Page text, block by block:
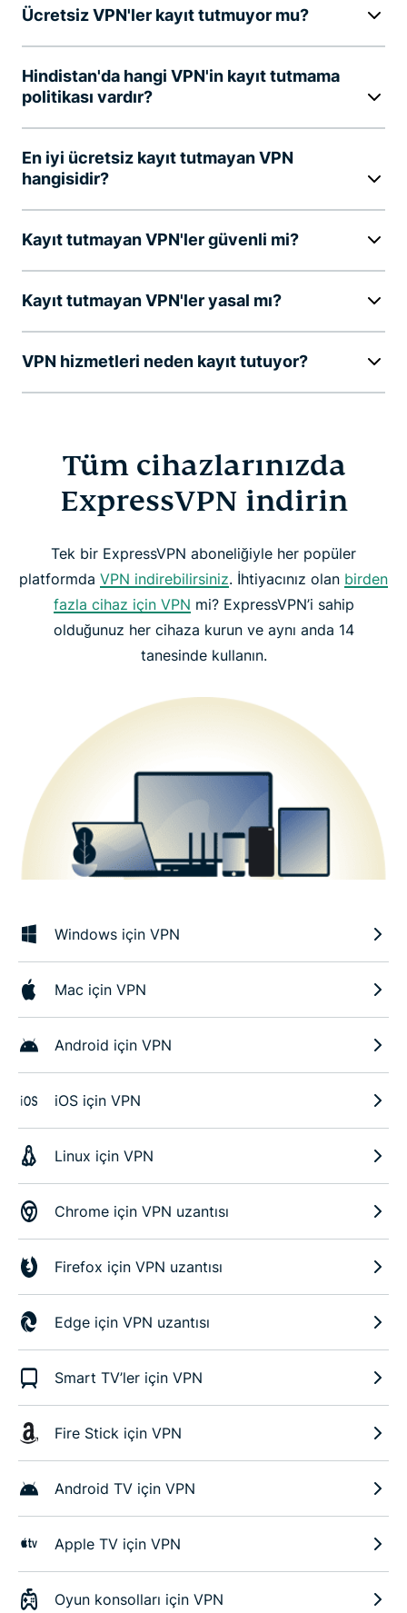
Ücretsiz VPN'ler kayıt tutmuyor mu?
Hindistan'da hangi VPN'in kayıt tutmama
politikası vardır?
En iyi ücretsiz kayıt tutmayan VPN
hangisidir?
Kayıt tutmayan VPN'ler güvenli mi?
Kayıt tutmayan VPN'ler yasal mı?
VPN hizmetleri neden kayıt tutuyor?
Tüm cihazlarınızda
ExpressVPN indirin
Tek bir ExpressVPN aboneliğiyle her popüler
platformda VPN indirebilirsiniz. İhtiyacınız olan birden
fazla cihaz için VPN mi? ExpressVPN’i sahip
olduğunuz her cihaza kurun ve aynı anda 14
tanesinde kullanın.
Windows için VPN
Mac için VPN
Android için VPN
iOS için VPN
Linux için VPN
Chrome için VPN uzantısı
Firefox için VPN uzantısı
Edge için VPN uzantısı
Smart TV’ler için VPN
Fire Stick için VPN
Android TV için VPN
Apple TV için VPN
Oyun konsolları için VPN